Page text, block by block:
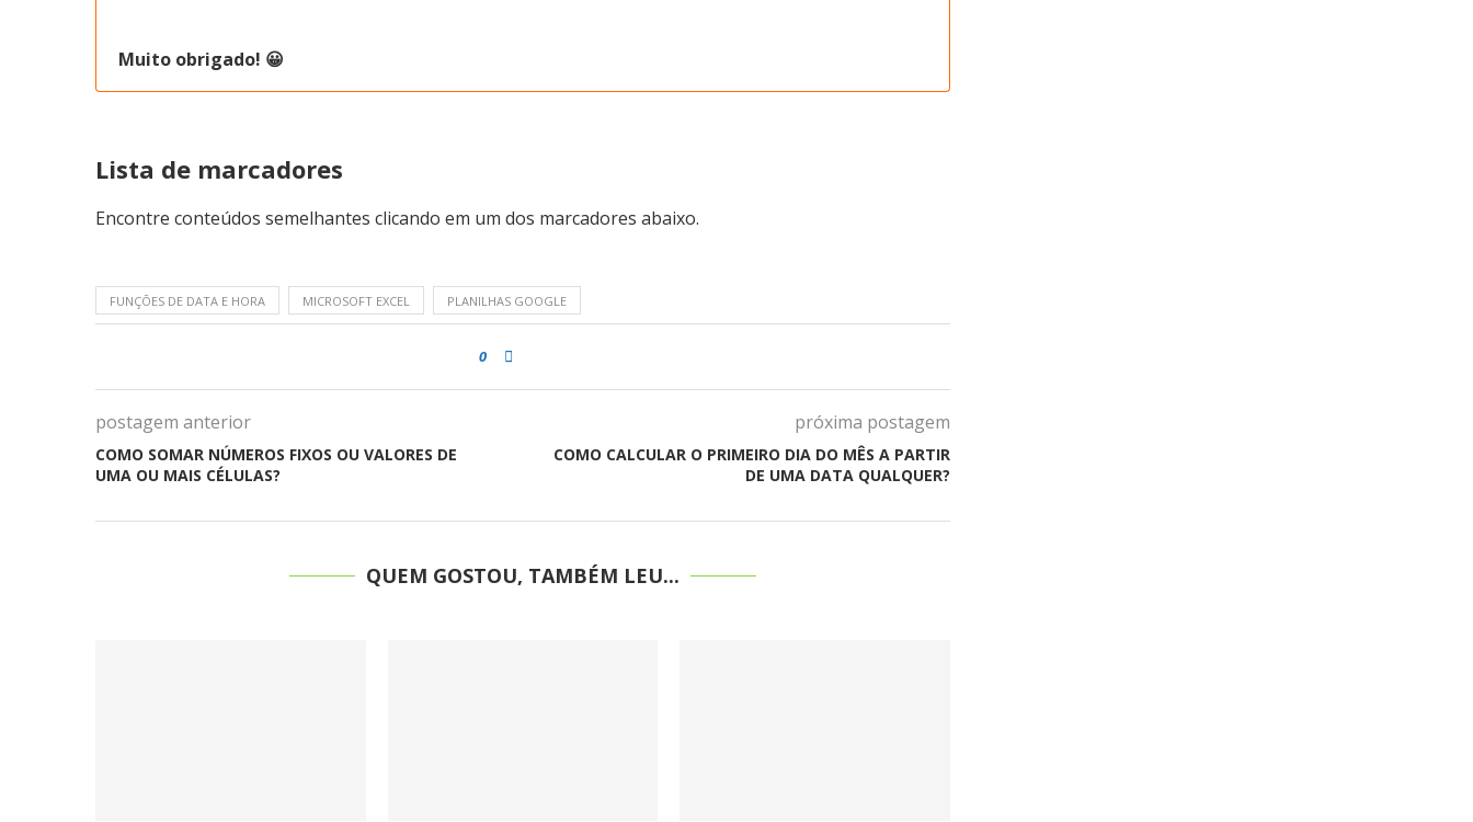
Muito obrigado! 😀
Lista de marcadores
Encontre conteúdos semelhantes clicando em um dos marcadores abaixo.
FUNÇÕES DE DATA E HORA MICROSOFT EXCEL PLANILHAS GOOGLE
0
postagem anterior
COMO SOMAR NÚMEROS FIXOS OU VALORES DE
UMA OU MAIS CÉLULAS?
próxima postagem
COMO CALCULAR O PRIMEIRO DIA DO MÊS A PARTIR
DE UMA DATA QUALQUER?
QUEM GOSTOU, TAMBÉM LEU...